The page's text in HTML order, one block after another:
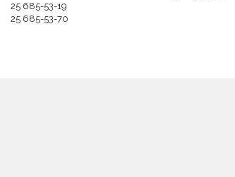
25 685-53-19
25 685-53-70